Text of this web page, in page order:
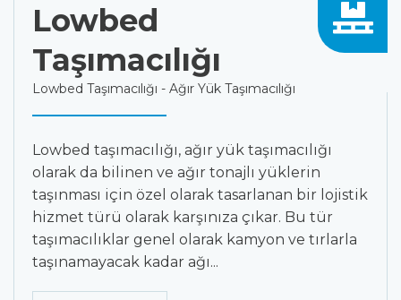
Lowbed
Taşımacılığı
Lowbed Taşımacılığı - Ağır Yük Taşımacılığı
Lowbed taşımacılığı, ağır yük taşımacılığı
olarak da bilinen ve ağır tonajlı yüklerin
taşınması için özel olarak tasarlanan bir lojistik
hizmet türü olarak karşınıza çıkar. Bu tür
taşımacılıklar genel olarak kamyon ve tırlarla
taşınamayacak kadar ağı...